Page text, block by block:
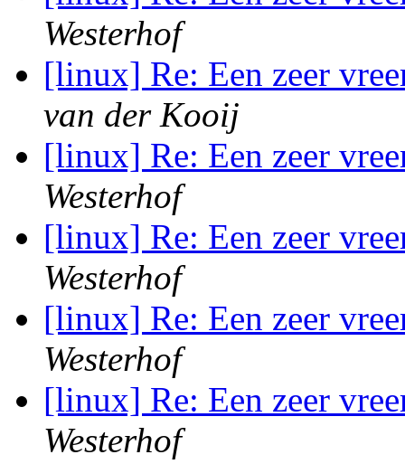
Westerhof
[linux] Re: Een zeer
van der Kooij
[linux] Re: Een zeer
Westerhof
[linux] Re: Een zeer
Westerhof
[linux] Re: Een zeer
Westerhof
[linux] Re: Een zeer
Westerhof